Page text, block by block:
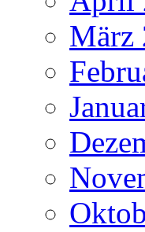
März